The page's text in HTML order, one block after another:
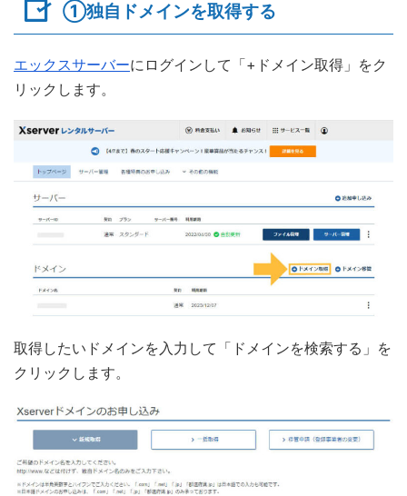
①独自ドメインを取得する
エックスサーバーにログインして「+ドメイン取得」をク
リックします。
取得したいドメインを入力して「ドメインを検索する」を
クリックします。